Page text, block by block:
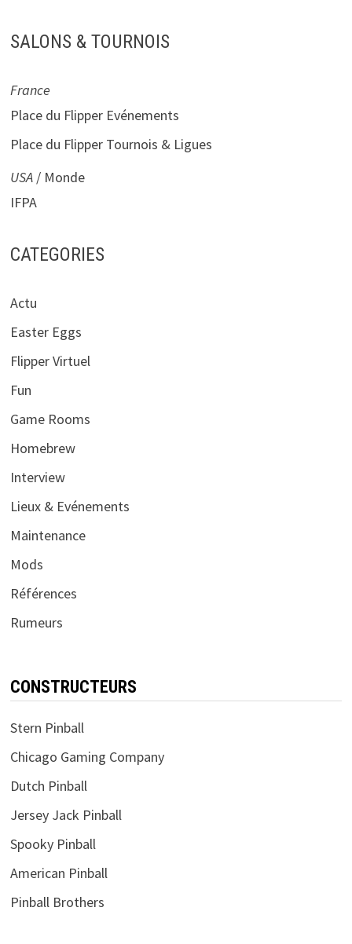
SALONS & TOURNOIS
France
Place du Flipper Evénements
Place du Flipper Tournois & Ligues
USA/ Monde
IFPA
CATEGORIES
Actu
Easter Eggs
Flipper Virtuel
Fun
Game Rooms
Homebrew
Interview
Lieux & Evénements
Maintenance
Mods
Références
Rumeurs
CONSTRUCTEURS
Stern Pinball
Chicago Gaming Company
Dutch Pinball
Jersey Jack Pinball
Spooky Pinball
American Pinball
Pinball Brothers